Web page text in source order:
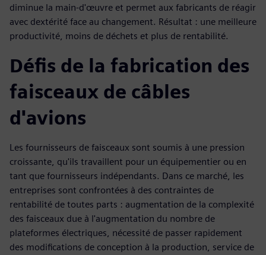
diminue la main-d'œuvre et permet aux fabricants de réagir
avec dextérité face au changement. Résultat : une meilleure
productivité, moins de déchets et plus de rentabilité.
Défis de la fabrication des
faisceaux de câbles
d'avions
Les fournisseurs de faisceaux sont soumis à une pression
croissante, qu'ils travaillent pour un équipementier ou en
tant que fournisseurs indépendants. Dans ce marché, les
entreprises sont confrontées à des contraintes de
rentabilité de toutes parts : augmentation de la complexité
des faisceaux due à l'augmentation du nombre de
plateformes électriques, nécessité de passer rapidement
des modifications de conception à la production, service de